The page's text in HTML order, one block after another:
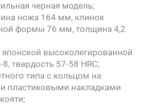
черная модель;
ножа 164 мм, клинок
формы 76 мм, толщина 4,2
японской высоколегированной
8, твердость 57-58 HRC;
типа с кольцом на
пластиковыми накладками